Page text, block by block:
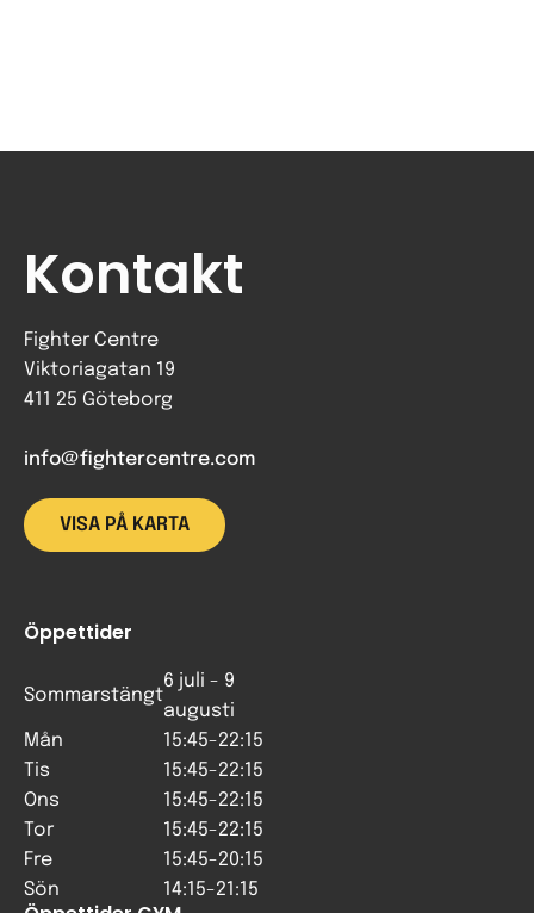
Kontakt
Fighter Centre
Viktoriagatan 19
411 25 Göteborg
info@fightercentre.com
VISA PÅ KARTA
Öppettider
Sommarstängt
6 juli - 9
augusti
Mån
15:45-22:15
Tis
15:45-22:15
Ons
15:45-22:15
Tor
15:45-22:15
Fre
15:45-20:15
Sön
14:15-21:15